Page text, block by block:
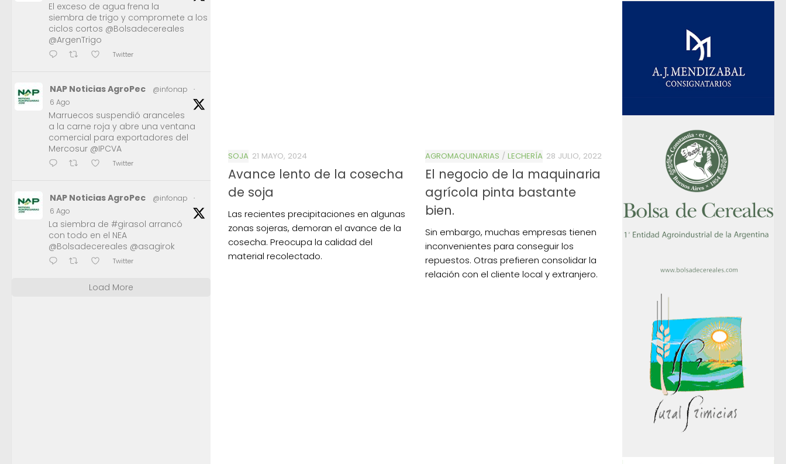
SOJA 21 MAYO, 2024
Avance lento de la cosecha
de soja
Las recientes precipitaciones en algunas
zonas sojeras, demoran el avance de la
cosecha. Preocupa la calidad del
material recolectado.
AGROMAQUINARIAS / LECHERÍA 28 JULIO, 2022
El negocio de la maquinaria
agrícola pinta bastante
bien.
Sin embargo, muchas empresas tienen
inconvenientes para conseguir los
repuestos. Otras prefieren consolidar la
relación con el cliente local y extranjero.
El exceso de agua frena la
siembra de trigo y compromete a los
ciclos cortos @Bolsadecereales
@ArgenTrigo
Twitter
NAP Noticias AgroPec @infonap
·
6 Ago
Marruecos suspendió aranceles
a la carne roja y abre una ventana
comercial para exportadores del
Mercosur @IPCVA
Twitter
NAP Noticias AgroPec @infonap
·
6 Ago
La siembra de #girasol arrancó
con todo en el NEA
@Bolsadecereales @asagirok
Twitter
Load More